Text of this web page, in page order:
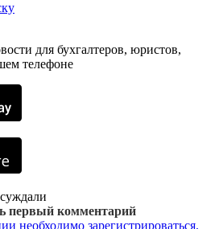
для бухгалтеров, юристов,
телефоне
первый комментарий
необходимо зарегистрироваться.